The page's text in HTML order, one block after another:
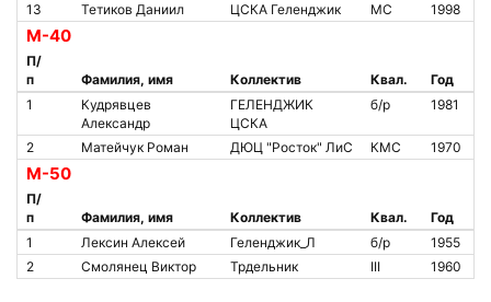
13 Тетиков Даниил ЦСКА Геленджик МС 1998
М-40
П/
п
Фамилия, имя Коллектив Квал.
Год
1
Кудрявцев
Александр
ГЕЛЕНДЖИК
ЦСКА
б/р 1981
2 Матейчук Роман ДЮЦ "Росток" ЛиС КМС 1970
М-50
П/
п
Фамилия, имя Коллектив Квал.
Год
1
Лексин Алексей Геленджик_Л б/р
1955
2
Смолянец Виктор Трдельник III 1960